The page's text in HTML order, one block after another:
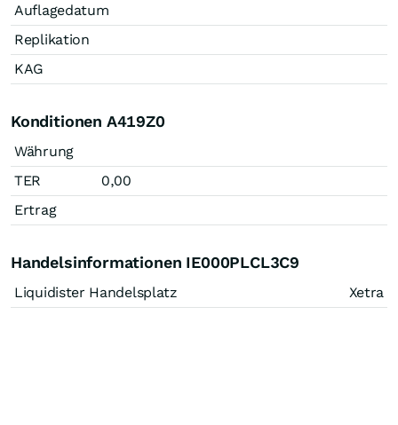
Auflagedatum
Replikation
KAG
Konditionen A419Z0
Währung
TER
0,00
Ertrag
Handelsinformationen IE000PLCL3C9
Liquidister Handelsplatz Xetra